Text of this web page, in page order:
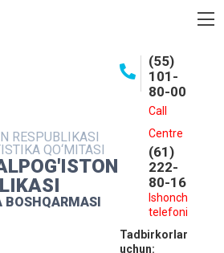
RESPUBLIKASI
QO‘MITASI
BOSHQARMASI
(55)
101-
80-00
Call
Centre
(61)
222-
80-16
Ishonch
telefoni
Tadbirkorlar
uchun:
XIZMATLAR
XIZMATI
MUROJAATLAR